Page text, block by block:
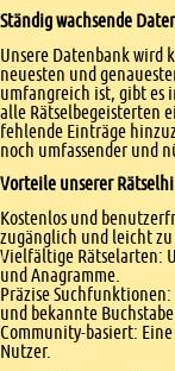
Ständig wachsende
Unsere Datenbank
neuesten und
umfangreich ist, gibt es
alle Rätselbegeisterten
fehlende Einträge
noch umfassender und
Vorteile unserer
Kostenlos und
zugänglich und leicht
Vielfältige Rätselarten:
und Anagramme.
Präzise
und bekannte
Community-basiert:
Nutzer.